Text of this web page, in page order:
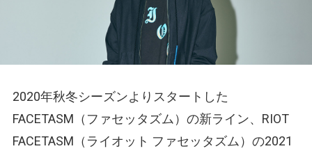
2020年秋冬シーズンよりスタートした
FACETASM（ファセッタズム）の新ライン、RIOT
FACETASM（ライオット ファセッタズム）の2021